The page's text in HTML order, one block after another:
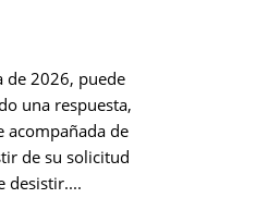
de 2026, puede
una respuesta,
acompañada de
de su solicitud
desistir....